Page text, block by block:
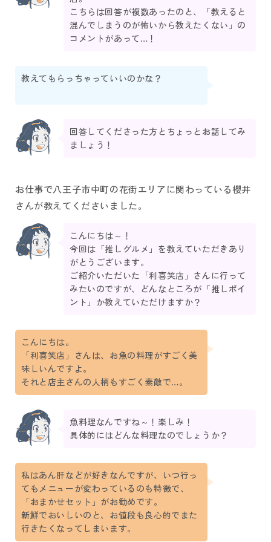
こちらは回答が複数あったのと、「教えると
混んでしまうのが怖いから教えたくない」の
コメントがあって…！
教えてもらっちゃっていいのかな？
回答してくださった方とちょっとお話してみ
ましょう！
お仕事で八王子市中町の花街エリアに関わっている櫻井
さんが教えてくださいました。
こんにちは～！
今回は「推しグルメ」を教えていただきあり
がとうございます。
ご紹介いただいた「利喜笑店」さんに行って
みたいのですが、どんなところが「推しポイ
ント」か教えていただけますか？
こんにちは。
「利喜笑店」さんは、お魚の料理がすごく美
味しいんですよ。
それと店主さんの人柄もすごく素敵で…。
魚料理なんですね～！楽しみ！
具体的にはどんな料理なのでしょうか？
私はあん肝などが好きなんですが、いつ行っ
てもメニューが変わっているのも特徴で、
「おまかせセット」がお勧めです。
新鮮でおいしいのと、お値段も良心的でまた
行きたくなってしまいます。